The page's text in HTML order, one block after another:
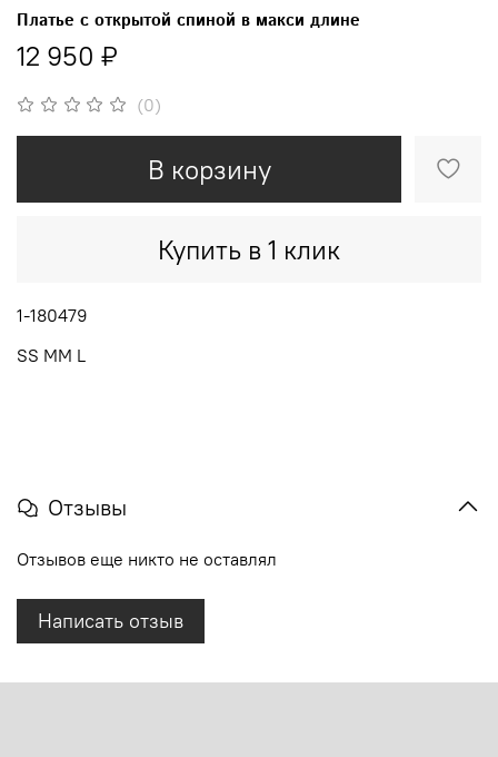
(0)
Платье с открытой спиной в макси длине
12 950 ₽
В корзину
Купить в 1 клик
1-180479
SS MM L
Отзывы
Отзывов еще никто не оставлял
Написать отзыв